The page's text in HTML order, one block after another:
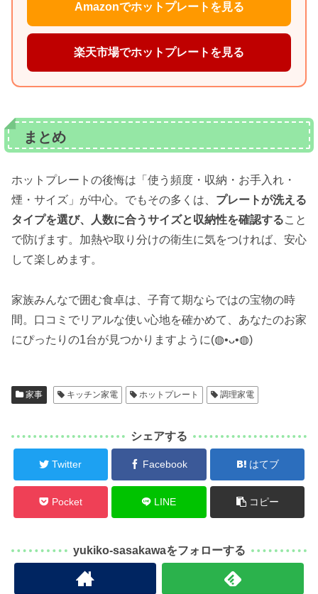
Amazonでホットプレートを見る
楽天市場でホットプレートを見る
まとめ
ホットプレートの後悔は「使う頻度・収納・お手入れ・
煙・サイズ」が中心。でもその多くは、 プレートが洗える
タイプを選び、人数に合うサイズと収納性を確認すること
で防げます。加熱や取り分けの衛生に気をつければ、安心
して楽しめます。
家族みんなで囲む食卓は、子育て期ならではの宝物の時
間。口コミでリアルな使い心地を確かめて、あなたのお家
にぴったりの1台が見つかりますように(◍•ᴗ•◍)
家事 キッチン家電 ホットプレート 調理家電
シェアする
Twitter Facebook はてブ
Pocket LINE コピー
yukiko-sasakawaをフォローする